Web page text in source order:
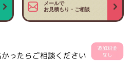
メールで
お見積もり・ご相談